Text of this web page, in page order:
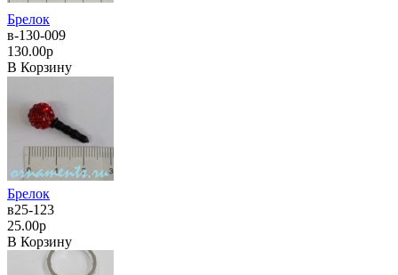
Брелок
в-130-009
130.00р
В Корзину
Брелок
в25-123
25.00р
В Корзину